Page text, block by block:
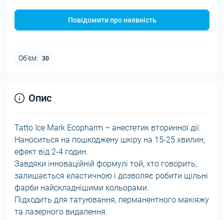
Повідомити про наявність
Об'єм: 30
Опис
Tatto Ice Mark Ecopharm – анестетик вторинної дії.
Наноситься на пошкоджену шкіру на 15-25 хвилин,
ефект від 2-4 годин.
Завдяки інноваційній формулі той, хто говорить,
залишається еластичною і дозволяє робити щільні
фарби найскладнішими кольорами.
Підходить для татуювання, перманентного макіяжу
та лазерного видалення.